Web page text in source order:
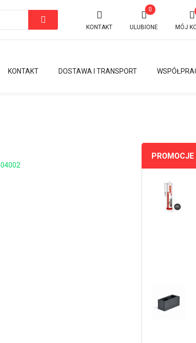
KONTAKT
0
ULUBIONE MÓJ
DOSTAWA I TRANSPORT
KONTAKT
PROMOCJE